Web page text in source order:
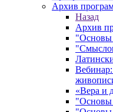
Архив
Назад
Архив
"Основы
«Вера и
"Основы